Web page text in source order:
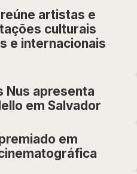
artistas e
culturais
e internacionais
Nus apresenta
em Salvador
em